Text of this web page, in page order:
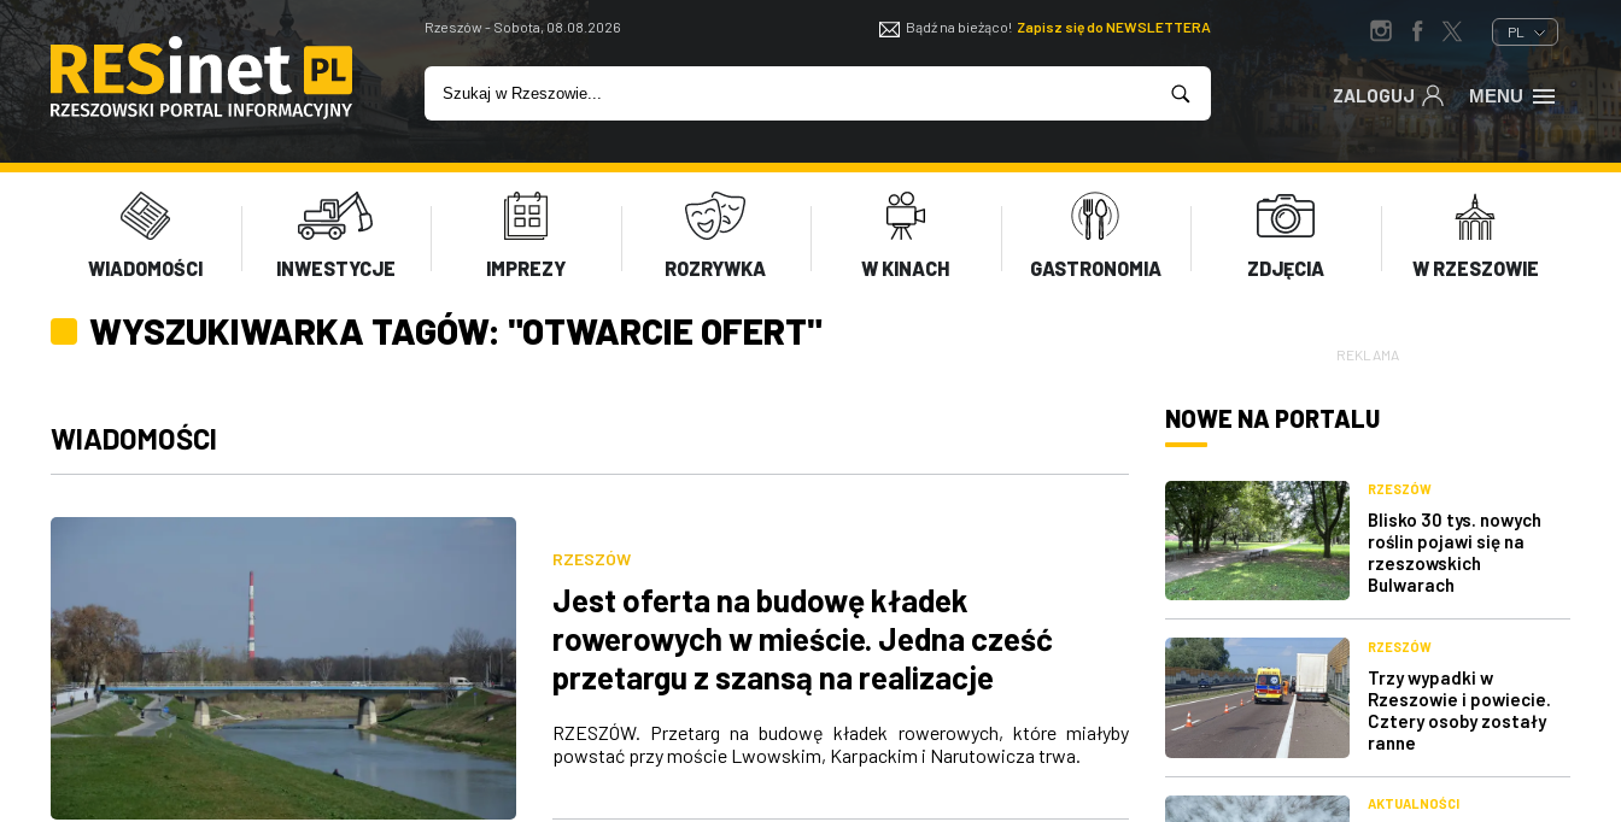
Rzeszów - Sobota, 08.08.2026 Bądź na bieżąco! Zapisz się do NEWSLETTERA PL
ZALOGUJ MENU
WIADOMOŚCI INWESTYCJE IMPREZY ROZRYWKA W KINACH GASTRONOMIA ZDJĘCIA W RZESZOWIE
WYSZUKIWARKA TAGÓW: "OTWARCIE OFERT"
WIADOMOŚCI
RZESZÓW
Jest oferta na budowę kładek
rowerowych w mieście. Jedna cześć
przetargu z szansą na realizacje
RZESZÓW. Przetarg na budowę kładek rowerowych, które miałyby
powstać przy moście Lwowskim, Karpackim i Narutowicza trwa.
REKLAMA
NOWE NA PORTALU
RZESZÓW
Blisko 30 tys. nowych
roślin pojawi się na
rzeszowskich
Bulwarach
RZESZÓW
Trzy wypadki w
Rzeszowie i powiecie.
Cztery osoby zostały
ranne
AKTUALNOŚCI